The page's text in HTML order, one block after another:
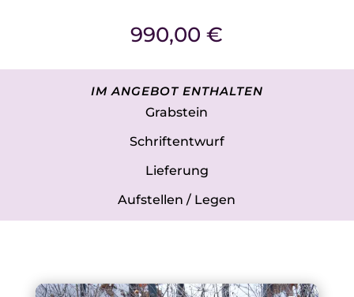
990,00€
IM ANGEBOT ENTHALTEN
Grabstein
Schriftentwurf
Lieferung
Aufstellen / Legen